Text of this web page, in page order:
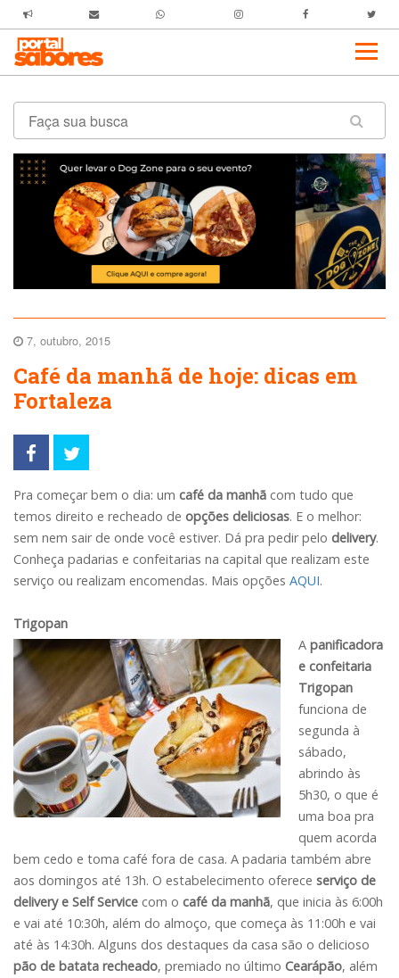
7, outubro, 2015
Café da manhã de hoje: dicas em
Fortaleza
Pra começar bem o dia: um café da manhã com tudo que
temos direito e recheado de opções deliciosas. E o melhor:
sem nem sair de onde você estiver. Dá pra pedir pelo delivery.
Conheça padarias e confeitarias na capital que realizam este
serviço ou realizam encomendas. Mais opções AQUI.
Trigopan
A panificadora
e confeitaria
Trigopan
funciona de
segunda à
sábado,
abrindo às
5h30, o que é
uma boa pra
quem acorda
bem cedo e toma café fora de casa. A padaria também abre
aos domingos até 13h. O estabelecimento oferece serviço de
delivery e Self Service com o café da manhã, que inicia às 6:00h
e vai até 10:30h, além do almoço, que começa às 11:00h e vai
até às 14:30h. Alguns dos destaques da casa são o delicioso
pão de batata recheado, premiado no último Cearápão, além